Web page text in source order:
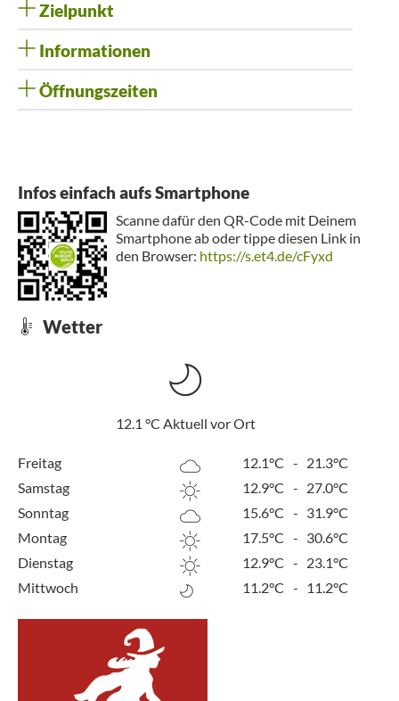
Zielpunkt
Informationen
Öffnungszeiten
Infos einfach aufs Smartphone
Scanne dafür den QR-Code mit Deinem
Smartphone ab oder tippe diesen Link in
den Browser: https://s.et4.de/cFyxd
Wetter
12.1 °C Aktuell vor Ort
Freitag 12.1°C - 21.3°C
Samstag
12.9°C - 27.0°C
Sonntag
15.6°C - 31.9°C
Montag
17.5°C - 30.6°C
Dienstag
12.9°C - 23.1°C
Mittwoch
11.2°C - 11.2°C